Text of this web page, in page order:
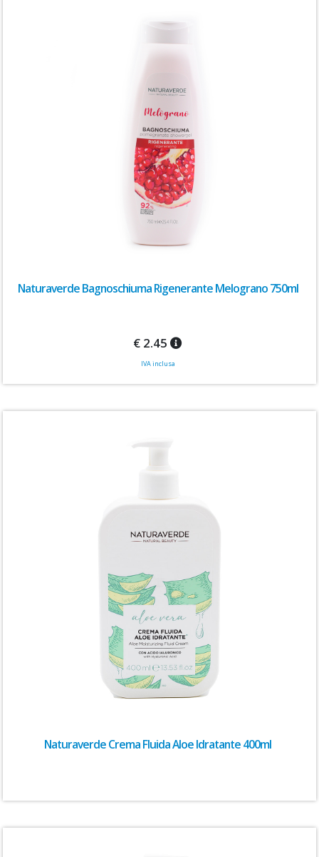
Naturaverde Bagnoschiuma Rigenerante Melograno 750ml
€ 2.45
IVA inclusa
Naturaverde Crema Fluida Aloe Idratante 400ml